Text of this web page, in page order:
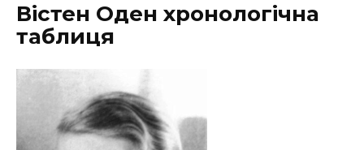
Вістен Оден хронологічна
таблиця